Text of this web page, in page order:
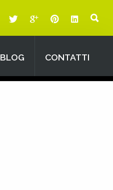
BLOG CONTATTI